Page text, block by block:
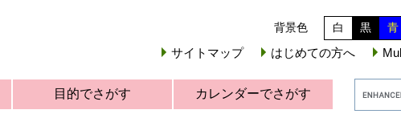
背景色 白 黒 青
サイトマップ はじめての方へ
目的でさがす カレンダーでさがす